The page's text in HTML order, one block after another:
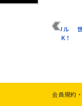
怪盗キッド アクリル
スタンド 準備はOK！
会員規約